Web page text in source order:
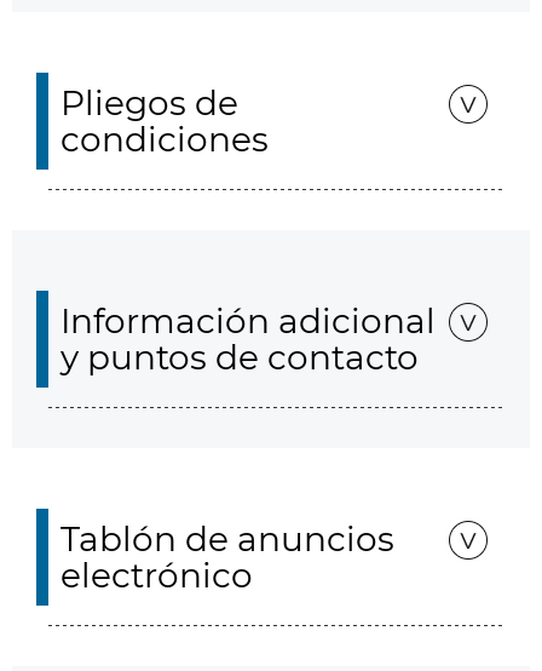
Pliegos de
condiciones
Información adicional
y puntos de contacto
Tablón de anuncios
electrónico